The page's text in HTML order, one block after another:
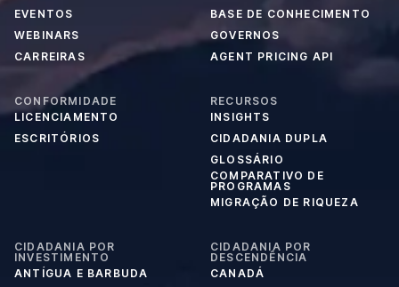
EVENTOS
WEBINARS
CARREIRAS
BASE DE CONHECIMENTO
GOVERNOS
AGENT PRICING API
CONFORMIDADE
LICENCIAMENTO
ESCRITÓRIOS
RECURSOS
INSIGHTS
CIDADANIA DUPLA
GLOSSÁRIO
COMPARATIVO DE
PROGRAMAS
MIGRAÇÃO DE RIQUEZA
CIDADANIA POR
INVESTIMENTO
ANTÍGUA E BARBUDA
CIDADANIA POR
DESCENDÊNCIA
CANADÁ